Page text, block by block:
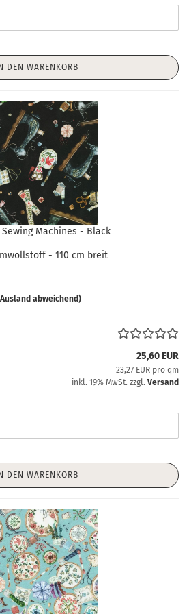
DEN WARENKORB
Machines - Black
- 110 cm breit
abweichend)
25,60 EUR
23,27 EUR pro qm
inkl. 19% MwSt. zzgl. Versand
DEN WARENKORB